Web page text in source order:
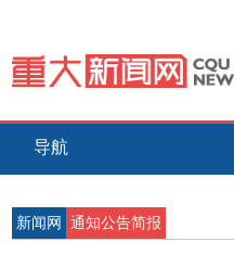
导航
新闻网 通知公告简报